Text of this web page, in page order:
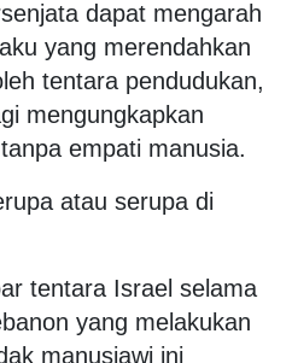
dapat mengarah
yang merendahkan
tentara pendudukan,
mengungkapkan
empati manusia.
atau serupa di
tentara Israel selama
yang melakukan
manusiawi ini